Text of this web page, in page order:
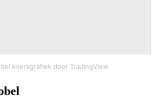
koersgrafiek door TradingView